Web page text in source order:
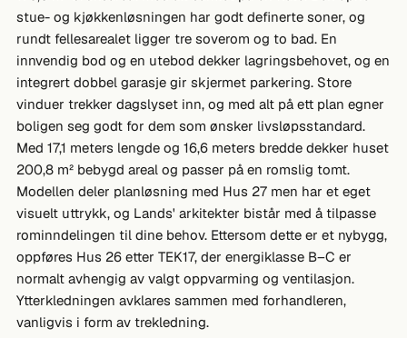
stue- og kjøkkenløsningen har godt definerte soner, og
rundt fellesarealet ligger tre soverom og to bad. En
innvendig bod og en utebod dekker lagringsbehovet, og en
integrert dobbel garasje gir skjermet parkering. Store
vinduer trekker dagslyset inn, og med alt på ett plan egner
boligen seg godt for dem som ønsker livsløpsstandard.
Med 17,1 meters lengde og 16,6 meters bredde dekker huset
200,8 m² bebygd areal og passer på en romslig tomt.
Modellen deler planløsning med Hus 27 men har et eget
visuelt uttrykk, og Lands' arkitekter bistår med å tilpasse
rominndelingen til dine behov. Ettersom dette er et nybygg,
oppføres Hus 26 etter TEK17, der energiklasse B–C er
normalt avhengig av valgt oppvarming og ventilasjon.
Ytterkledningen avklares sammen med forhandleren,
vanligvis i form av trekledning.